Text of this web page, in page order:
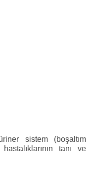
sistem (boşaltım
tanı ve